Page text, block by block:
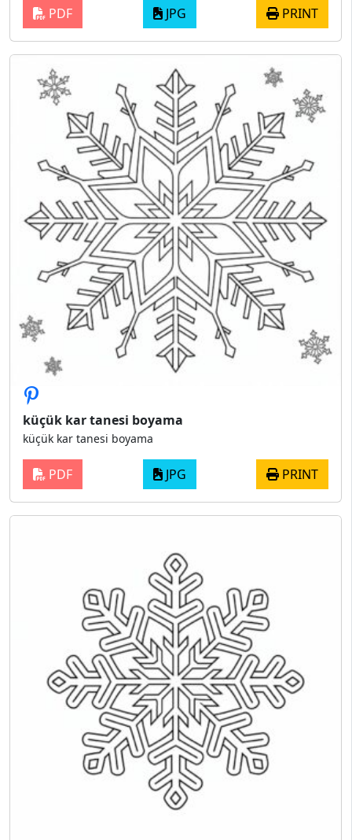
PDF JPG PRINT
küçük kar tanesi boyama
küçük kar tanesi boyama
PDF JPG PRINT